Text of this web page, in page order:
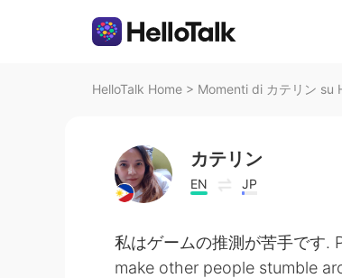
HelloTalk Home > Momenti di カテリン su
カテリン
EN JP
私はゲームの推測が苦手です
make other people stumble